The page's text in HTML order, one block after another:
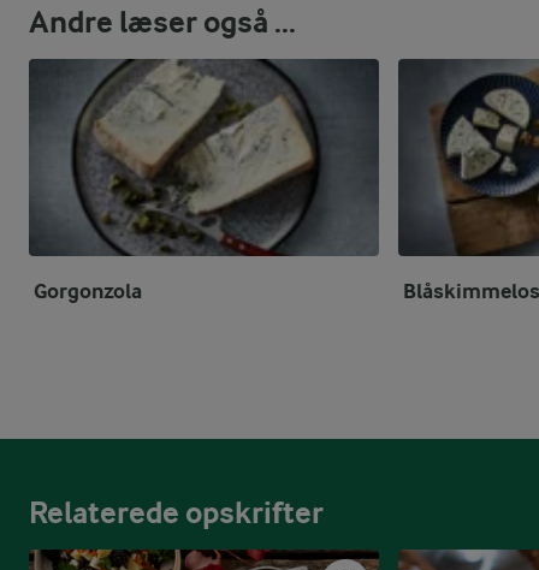
Andre læser også ...
Gorgonzola
Relaterede opskrifter